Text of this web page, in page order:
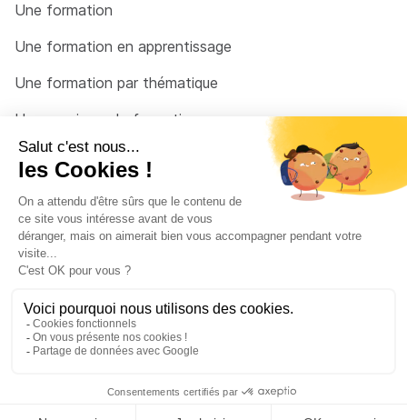
Une formation
Une formation en apprentissage
Une formation par thématique
Un organisme de formation
Un conseiller
Une solution pour raccrocher
© 2026 - Côté Formations - par Via Compétences
Menu Pied de page
Mentions Légales
Politique de confidentialité